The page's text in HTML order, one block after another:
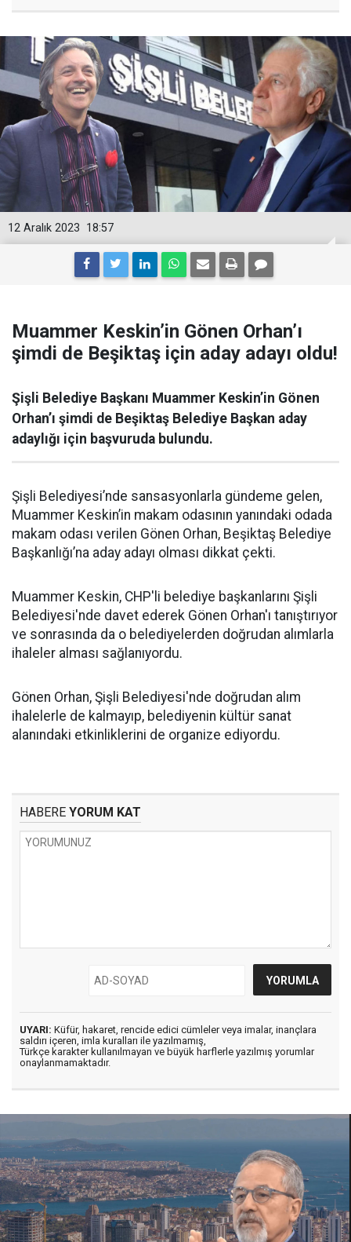
18:57
12 Aralık 2023
Muammer Keskin’in Gönen Orhan’ı
şimdi de Beşiktaş için aday adayı oldu!
Şişli Belediye Başkanı Muammer Keskin’in Gönen
Orhan’ı şimdi de Beşiktaş Belediye Başkan aday
adaylığı için başvuruda bulundu.
Şişli Belediyesi’nde sansasyonlarla gündeme gelen,
Muammer Keskin’in makam odasının yanındaki odada
makam odası verilen Gönen Orhan, Beşiktaş Belediye
Başkanlığı’na aday adayı olması dikkat çekti.
Muammer Keskin, CHP'li belediye başkanlarını Şişli
Belediyesi'nde davet ederek Gönen Orhan'ı tanıştırıyor
ve sonrasında da o belediyelerden doğrudan alımlarla
ihaleler alması sağlanıyordu.
Gönen Orhan, Şişli Belediyesi'nde doğrudan alım
ihalelerle de kalmayıp, belediyenin kültür sanat
alanındaki etkinliklerini de organize ediyordu.
HABERE YORUM KAT
UYARI: Küfür, hakaret, rencide edici cümleler veya imalar, inançlara
saldırı içeren, imla kuralları ile yazılmamış,
Türkçe karakter kullanılmayan ve büyük harflerle yazılmış yorumlar
onaylanmamaktadır.